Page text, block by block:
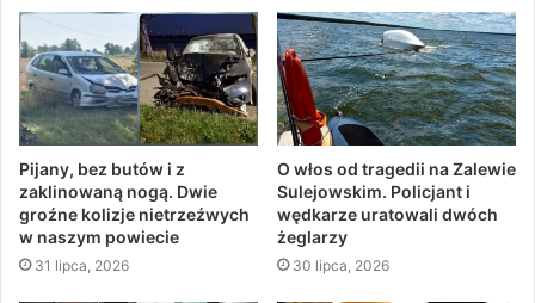
Pijany, bez butów i z
zaklinowaną nogą. Dwie
groźne kolizje nietrzeźwych
w naszym powiecie
31 lipca, 2026
O włos od tragedii na Zalewie
Sulejowskim. Policjant i
wędkarze uratowali dwóch
żeglarzy
30 lipca, 2026